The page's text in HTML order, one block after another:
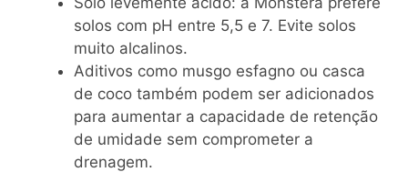
solos com pH entre 5,5 e 7. Evite solos
muito alcalinos.
Aditivos como musgo esfagno ou casca
de coco também podem ser adicionados
para aumentar a capacidade de retenção
de umidade sem comprometer a
drenagem.